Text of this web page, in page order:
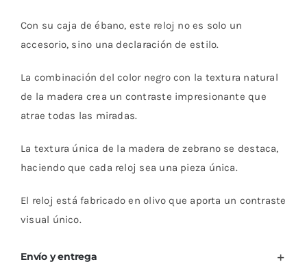
Con su caja de ébano, este reloj no es solo un
accesorio, sino una declaración de estilo.
La combinación del color negro con la textura natural
de la madera crea un contraste impresionante que
atrae todas las miradas.
La textura única de la madera de zebrano se destaca,
haciendo que cada reloj sea una pieza única.
El reloj está fabricado en olivo que aporta un contraste
visual único.
Envío y entrega